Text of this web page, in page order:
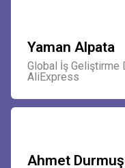
Yaman Alpata
Global İş Geliştirme
AliExpress
Ahmet